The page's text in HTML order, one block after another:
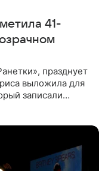
41-
празднует
выложила для
записали